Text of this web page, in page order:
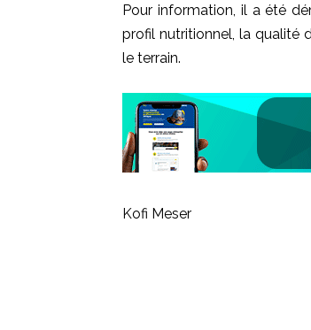
Pour information, ila été
profil nutritionnel, la qualité
le terrain.
Kofi Meser